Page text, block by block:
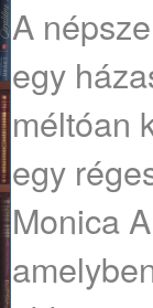
A
egy
méltóan
egy
Monica